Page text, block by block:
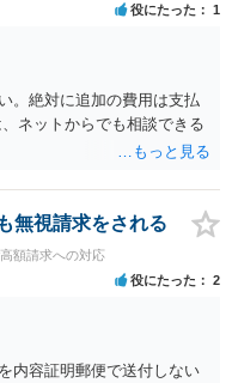
役にたった 1
。絶対に追加の費用は支払
ネットからでも相談できる
無視請求をされる
額請求への対応
役にたった 2
内容証明郵便で送付しない